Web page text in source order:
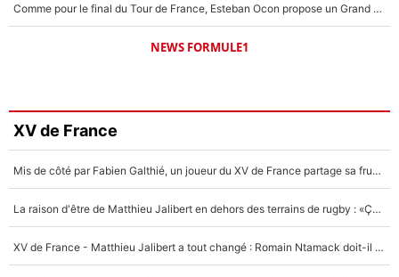
Comme pour le final du Tour de France, Esteban Ocon propose un Grand Prix de Formule 1 à Paris : «Autour de l’Arc de Triomphe, ce serait génial» !
NEWS FORMULE1
XV de France
Mis de côté par Fabien Galthié, un joueur du XV de France partage sa frustration : «ils ne me l’ont pas dit tout de suite»
La raison d'être de Matthieu Jalibert en dehors des terrains de rugby : «Ça m'atteint autant que si tu touches à un membre de ma famille»
XV de France - Matthieu Jalibert a tout changé : Romain Ntamack doit-il s’inquiéter pour sa place à un an de la Coupe du monde ?